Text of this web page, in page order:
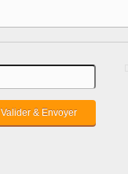
Valider & Envoyer